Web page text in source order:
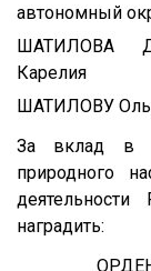
автономный
ШАТИЛОВА
Карелия
ШАТИЛОВУ
За вклад в
природного
деятельности
наградить: